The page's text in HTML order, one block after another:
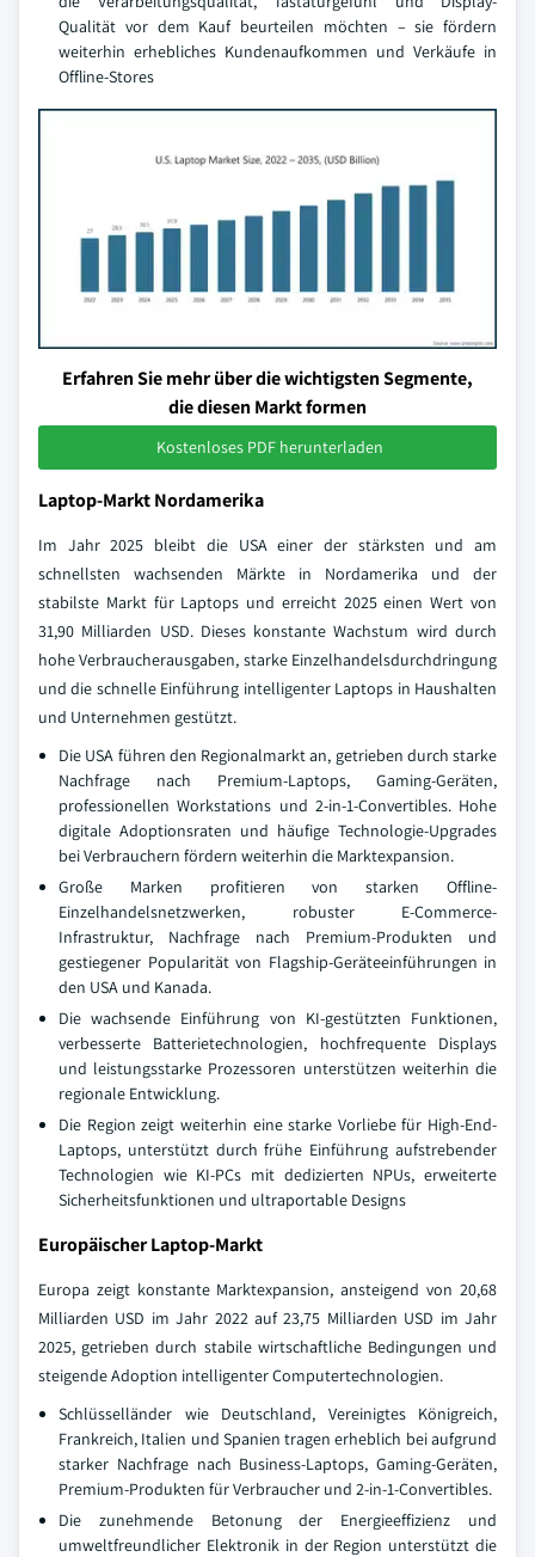
Qualität vor dem Kauf beurteilen möchten – sie fördern
weiterhin erhebliches Kundenaufkommen und Verkäufe in
Offline-Stores
Erfahren Sie mehr über die wichtigsten Segmente,
die diesen Markt formen
Kostenloses PDF herunterladen
Laptop-Markt Nordamerika
Im Jahr 2025 bleibt die USA einer der stärksten und am
schnellsten wachsenden Märkte in Nordamerika und der
stabilste Markt für Laptops und erreicht 2025 einen Wert von
31,90 Milliarden USD. Dieses konstante Wachstum wird durch
hohe Verbraucherausgaben, starke Einzelhandelsdurchdringung
und die schnelle Einführung intelligenter Laptops in Haushalten
und Unternehmen gestützt.
Die USA führen den Regionalmarkt an, getrieben durch starke
Nachfrage nach Premium-Laptops, Gaming-Geräten,
professionellen Workstations und 2-in-1-Convertibles. Hohe
digitale Adoptionsraten und häufige Technologie-Upgrades
bei Verbrauchern fördern weiterhin die Marktexpansion.
Große Marken profitieren von starken Offline-
Einzelhandelsnetzwerken, robuster E-Commerce-
Infrastruktur, Nachfrage nach Premium-Produkten und
gestiegener Popularität von Flagship-Geräteeinführungen in
den USA und Kanada.
Die wachsende Einführung von KI-gestützten Funktionen,
verbesserte Batterietechnologien, hochfrequente Displays
und leistungsstarke Prozessoren unterstützen weiterhin die
regionale Entwicklung.
Die Region zeigt weiterhin eine starke Vorliebe für High-End-
Laptops, unterstützt durch frühe Einführung aufstrebender
Technologien wie KI-PCs mit dedizierten NPUs, erweiterte
Sicherheitsfunktionen und ultraportable Designs
Europäischer Laptop-Markt
Europa zeigt konstante Marktexpansion, ansteigend von 20,68
Milliarden USD im Jahr 2022 auf 23,75 Milliarden USD im Jahr
2025, getrieben durch stabile wirtschaftliche Bedingungen und
steigende Adoption intelligenter Computertechnologien.
Schlüsselländer wie Deutschland, Vereinigtes Königreich,
Frankreich, Italien und Spanien tragen erheblich bei aufgrund
starker Nachfrage nach Business-Laptops, Gaming-Geräten,
Premium-Produkten für Verbraucher und 2-in-1-Convertibles.
Die zunehmende Betonung der Energieeffizienz und
umweltfreundlicher Elektronik in der Region unterstützt die